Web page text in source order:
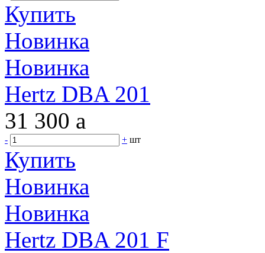
Купить
Новинка
Новинка
Hertz DBA 201
31 300 a
- + шт
Купить
Новинка
Новинка
Hertz DBA 201 F